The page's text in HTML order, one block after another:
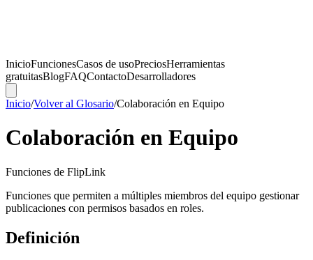
InicioFuncionesCasos de usoPreciosHerramientas
gratuitasBlogFAQContactoDesarrolladores
Inicio/Volver al Glosario/Colaboración en Equipo
Colaboración en Equipo
Funciones de FlipLink
Funciones que permiten a múltiples miembros del equipo gestionar
publicaciones con permisos basados en roles.
Definición